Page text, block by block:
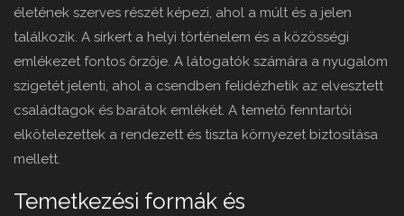
életének szerves részét képezi, ahol a múlt és a jelen
találkozik. A sírkert a helyi történelem és a közösségi
emlékezet fontos őrzője. A látogatók számára a nyugalom
szigetét jelenti, ahol a csendben felidézhetik az elvesztett
családtagok és barátok emlékét. A temető fenntartói
elkötelezettek a rendezett és tiszta környezet biztosítása
mellett.
Temetkezési formák és